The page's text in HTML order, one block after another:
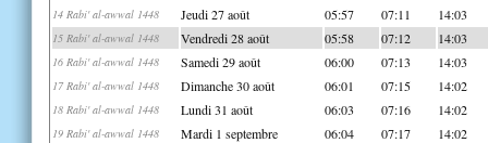
14 Rabi' al-awwal 1448 Jeudi 27 août 05:57 07:11 14:03
15 Rabi' al-awwal 1448 Vendredi 28 août 05:58 07:12 14:03
16 Rabi' al-awwal 1448 Samedi 29 août 06:00 07:13 14:03
17 Rabi' al-awwal 1448 Dimanche 30 août 06:01 07:15 14:02
18 Rabi' al-awwal 1448 Lundi 31 août 06:03 07:16 14:02
19 Rabi' al-awwal 1448 Mardi 1 septembre 06:04 07:17 14:02